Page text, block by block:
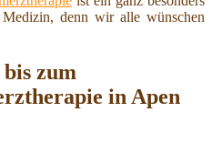
denn wir alle wünschen
zum
in Apen